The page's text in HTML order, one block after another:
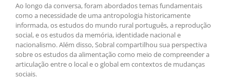
Ao longo da conversa, foram abordados temas fundamentais
como a necessidade de uma antropologia historicamente
informada, os estudos do mundo rural português, a reprodução
social, e os estudos da memória, identidade nacional e
nacionalismo. Além disso, Sobral compartilhou sua perspectiva
sobre os estudos da alimentação como meio de compreender a
articulação entre o local e o global em contextos de mudanças
sociais.